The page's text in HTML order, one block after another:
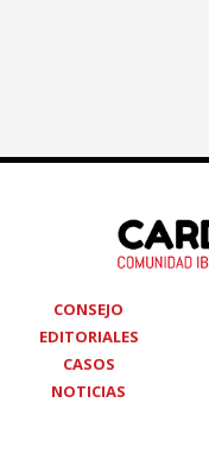
CONSEJO
EDITORIALES
CASOS
NOTICIAS